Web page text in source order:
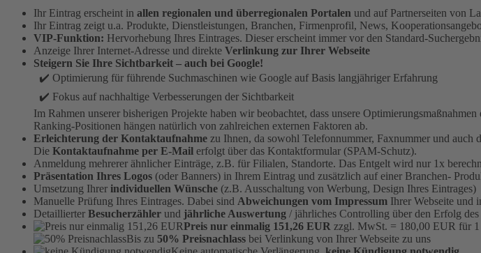
Ihr Eintrag erscheint in allen regionalen und überregionalen Portalen und auf Partnerseiten von
Ihr Eintrag zeigt u.a. Produkte, Dienstleistungen, Branchen, Firmenprofil, News,
VIP-Funktion: Hervorhebung Ihres Eintrages. Dieser erscheint immer vor den Standard-
Anzeige Ihrer Internet-Adresse und direkte Verlinkung zur Ihrer Webseite
Steigern Sie Ihre Sichtbarkeit – auch bei Google!
✔️ Optimierung für führende Suchmaschinen wie Google auf Basis langjähriger Erfahrung
✔️ Fokus auf nachhaltige Verbesserungen der Sichtbarkeit
Im Rahmen unserer bisherigen Projekte haben wir beobachtet, dass unsere
Ranking-Positionen hängen natürlich von zahlreichen externen Faktoren ab.
Erleichterung der Kontaktaufnahme zu Ihnen, da sowohl Telefonnummer, Faxnummer und auch
Die Kontaktaufnahme per E-Mail erfolgt über das Kontaktformular (SPAM-Schutz).
Anmeldung mehrerer ähnlicher Einträge, z.B. für Filialen, Standorte. Das Entgelt wird nur 1x
Präsentation Ihres Logos (oder Banners) in Ihrem Eintrag und zusätzlich auf einer Branchen-
Umsetzung Ihrer individuellen Wünsche (z.B. Ausschaltung von Werbung, Design Ihres Eintrages)
Manuelle Prüfung Ihres Eintrages. Dabei sind Abweichungen vom Impressum Ihrer Webseite und
Detaillierter Besucherzähler und jährliche Auswertung / jährliches Controlling über den Erfolg des
Preis nur einmalig 151,26 EUR zzgl. MwSt. = 180,00 EUR für 1
Bis zu 50% Preisnachlass bei Verlinkung von Ihrer Webseite zu uns